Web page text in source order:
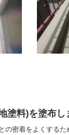
塗料)を塗布し
の密着をよくするた